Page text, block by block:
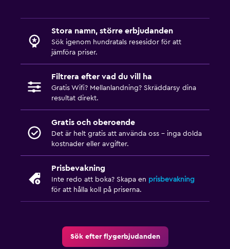
Stora namn, större erbjudanden
Sök igenom hundratals resesidor för att
jämföra priser.
Filtrera efter vad du vill ha
Gratis Wifi? Mellanlandning? Skräddarsy dina
resultat direkt.
Gratis och oberoende
Det är helt gratis att använda oss – inga dolda
kostnader eller avgifter.
Prisbevakning
Inte redo att boka? Skapa en prisbevakning
för att hålla koll på priserna.
Sök efter flygerbjudanden